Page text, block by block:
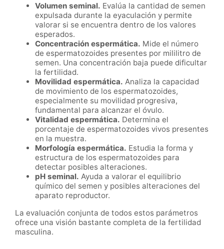
Volumen seminal. Evalúa la cantidad de semen
expulsada durante la eyaculación y permite
valorar si se encuentra dentro de los valores
esperados.
Concentración espermática. Mide el número
de espermatozoides presentes por mililitro de
semen. Una concentración baja puede dificultar
la fertilidad.
Movilidad espermática. Analiza la capacidad
de movimiento de los espermatozoides,
especialmente su movilidad progresiva,
fundamental para alcanzar el óvulo.
Vitalidad espermática. Determina el
porcentaje de espermatozoides vivos presentes
en la muestra.
Morfología espermática. Estudia la forma y
estructura de los espermatozoides para
detectar posibles alteraciones.
pH seminal. Ayuda a valorar el equilibrio
químico del semen y posibles alteraciones del
aparato reproductor.
La evaluación conjunta de todos estos parámetros
ofrece una visión bastante completa de la fertilidad
masculina.